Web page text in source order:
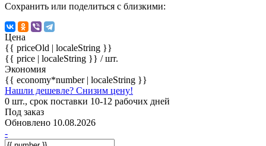
Сохранить или поделиться с близкими:
Цена
{{ priceOld | localeString }}
{{ price | localeString }} / шт.
Экономия
{{ economy*number | localeString }}
Нашли дешевле? Снизим цену!
0 шт., срок поставки 10-12 рабочих дней
Под заказ
Обновлено 10.08.2026
-